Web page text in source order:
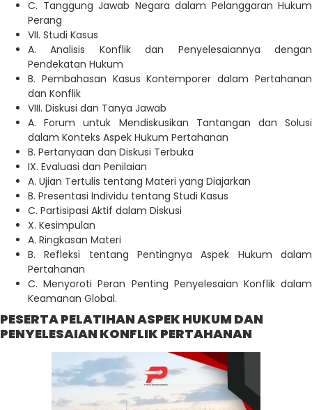
C. Tanggung Jawab Negara dalam Pelanggaran Hukum
Perang
VII. Studi Kasus
A. Analisis Konflik dan Penyelesaiannya dengan
Pendekatan Hukum
B. Pembahasan Kasus Kontemporer dalam Pertahanan
dan Konflik
VIII. Diskusi dan Tanya Jawab
A. Forum untuk Mendiskusikan Tantangan dan Solusi
dalam Konteks Aspek Hukum Pertahanan
B. Pertanyaan dan Diskusi Terbuka
IX. Evaluasi dan Penilaian
A. Ujian Tertulis tentang Materi yang Diajarkan
B. Presentasi Individu tentang Studi Kasus
C. Partisipasi Aktif dalam Diskusi
X. Kesimpulan
A. Ringkasan Materi
B. Refleksi tentang Pentingnya Aspek Hukum dalam
Pertahanan
C. Menyoroti Peran Penting Penyelesaian Konflik dalam
Keamanan Global.
PESERTA PELATIHAN ASPEK HUKUM DAN
PENYELESAIAN KONFLIK PERTAHANAN